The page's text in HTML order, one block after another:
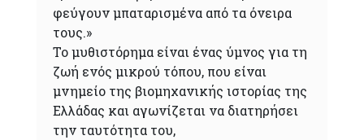
φεύγουν μπαταρισμένα από τα όνειρα
τους.»
Το μυθιστόρημα είναι ένας ύμνος για τη
ζωή ενός μικρού τόπου, που είναι
μνημείο της βιομηχανικής ιστορίας της
Ελλάδας και αγωνίζεται να διατηρήσει
την ταυτότητα του,